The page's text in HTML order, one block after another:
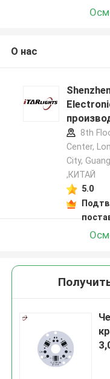
О нас
8th
Center,
City,
,КИТАЙ
5.0